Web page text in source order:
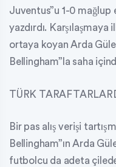
Juventus”u 1-0 mağlup
yazdırdı.
ortaya koyan Arda
Bellingham”la saha
TÜRK
Bir pas alış verişi
Bellingham”ın Arda
futbolcu da adeta